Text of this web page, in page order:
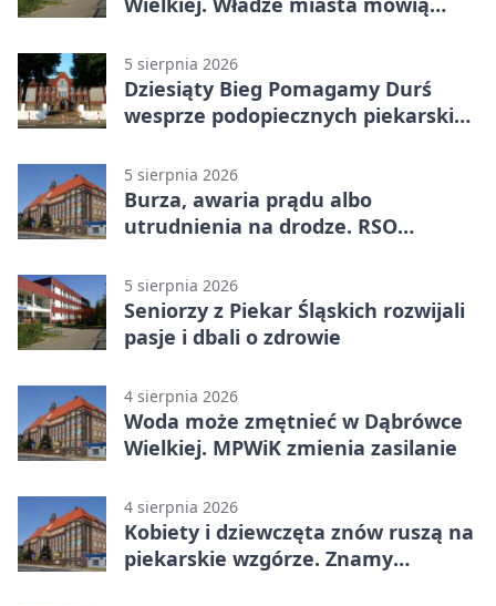
5 sierpnia 2026
Dziesiąty Bieg Pomagamy Durś
wesprze podopiecznych piekarskich
5 sierpnia 2026
Burza, awaria prądu albo
utrudnienia na drodze. RSO
5 sierpnia 2026
Seniorzy z Piekar Śląskich rozwijali
pasje i dbali o zdrowie
4 sierpnia 2026
Woda może zmętnieć w Dąbrówce
Wielkiej. MPWiK zmienia zasilanie
4 sierpnia 2026
Kobiety i dziewczęta znów ruszą na
piekarskie wzgórze. Znamy